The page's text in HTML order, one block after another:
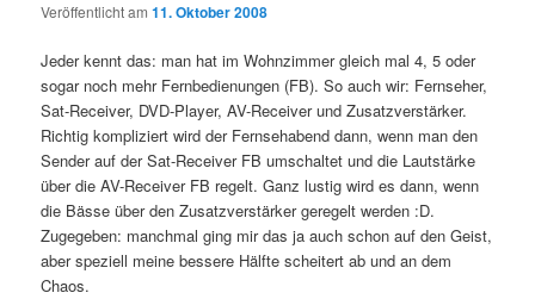
Veröffentlicht am11. Oktober 2008
Jeder kennt das: man hat im Wohnzimmer gleich mal 4, 5 oder
sogar noch mehr Fernbedienungen (FB). So auch wir: Fernseher,
Sat-Receiver, DVD-Player, AV-Receiver und Zusatzverstärker.
Richtig kompliziert wird der Fernsehabend dann, wenn man den
Sender auf der Sat-Receiver FB umschaltet und die Lautstärke
über die AV-Receiver FB regelt. Ganz lustig wird es dann, wenn
die Bässe über den Zusatzverstärker geregelt werden :D.
Zugegeben: manchmal ging mir das ja auch schon auf den Geist,
aber speziell meine bessere Hälfte scheitert ab und an dem
Chaos.